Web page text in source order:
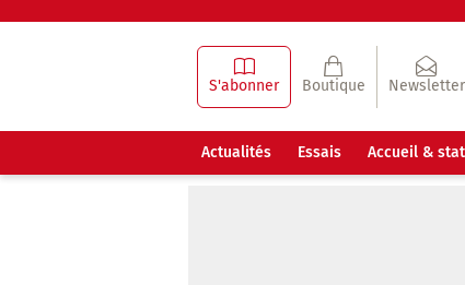
S'abonner Boutique Newsletter
Actualités Essais Accueil &